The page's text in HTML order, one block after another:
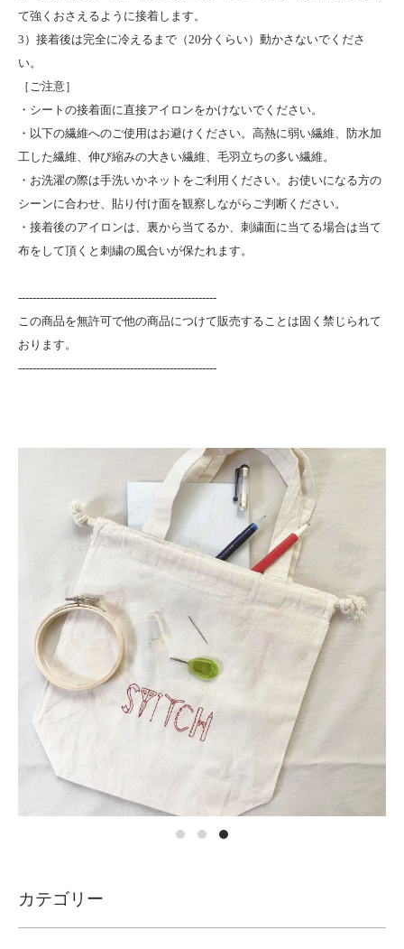
て強くおさえるように接着します。
3）接着後は完全に冷えるまで（20分くらい）動かさないでくださ
い。
［ご注意］
・シートの接着面に直接アイロンをかけないでください。
・以下の繊維へのご使用はお避けください。高熱に弱い繊維、防水加
工した繊維、伸び縮みの大きい繊維、毛羽立ちの多い繊維。
・お洗濯の際は手洗いかネットをご利用ください。お使いになる方の
シーンに合わせ、貼り付け面を観察しながらご判断ください。
・接着後のアイロンは、裏から当てるか、刺繍面に当てる場合は当て
布をして頂くと刺繍の風合いが保たれます。
-------------------------------------------------------
この商品を無許可で他の商品につけて販売することは固く禁じられて
おります。
-------------------------------------------------------
カテゴリー